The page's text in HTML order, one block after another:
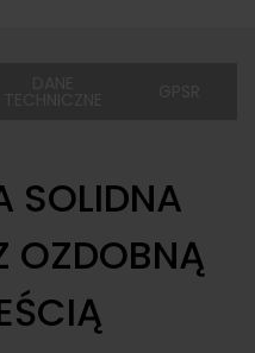
SOLIDNA
OZDOBNĄ